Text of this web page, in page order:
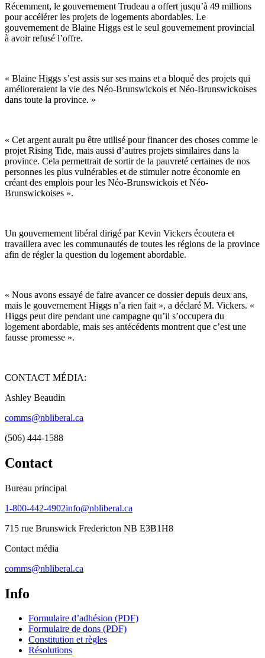
Récemment, le gouvernement Trudeau a offert jusqu’à 49 millions
pour accélérer les projets de logements abordables. Le
gouvernement de Blaine Higgs est le seul gouvernement provincial
à avoir refusé l’offre.
« Blaine Higgs s’est assis sur ses mains et a bloqué des projets qui
amélioreraient la vie des Néo-Brunswickois et Néo-Brunswickoises
dans toute la province. »
« Cet argent aurait pu être utilisé pour financer des choses comme le
projet Rising Tide, mais aussi d’autres projets similaires dans la
province. Cela permettrait de sortir de la pauvreté certaines de nos
personnes les plus vulnérables et de stimuler notre économie en
créant des emplois pour les Néo-Brunswickois et Néo-
Brunswickoises ».
Un gouvernement libéral dirigé par Kevin Vickers écoutera et
travaillera avec les communautés de toutes les régions de la province
afin de régler la question du logement abordable.
« Nous avons essayé de faire avancer ce dossier depuis deux ans,
mais le gouvernement Higgs n’a rien fait », a déclaré M. Vickers. «
Higgs peut dire pendant une campagne qu’il s’occupera du
logement abordable, mais ses antécédents montrent que c’est une
fausse promesse ».
CONTACT MÉDIA:
Ashley Beaudin
comms@nbliberal.ca
(506) 444-1588
Contact
Bureau principal
1-800-442-4902info@nbliberal.ca
715 rue Brunswick Fredericton NB E3B1H8
Contact média
comms@nbliberal.ca
Info
Formulaire d’adhésion (PDF)
Formulaire de dons (PDF)
Constitution et règles
Résolutions